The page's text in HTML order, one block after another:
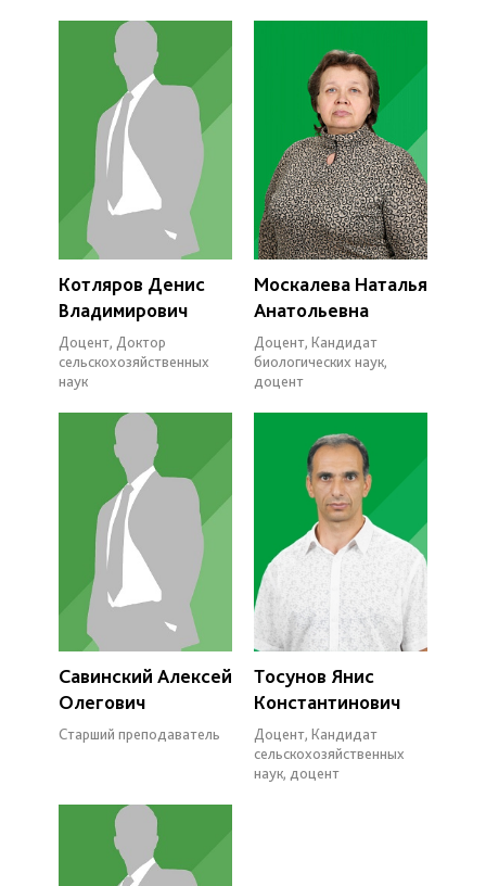
Котляров Денис
Владимирович
Доцент, Доктор
сельскохозяйственных
наук
Москалева Наталья
Анатольевна
Доцент, Кандидат
биологических наук,
доцент
Савинский Алексей
Олегович
Старший преподаватель
Тосунов Янис
Константинович
Доцент, Кандидат
сельскохозяйственных
наук, доцент